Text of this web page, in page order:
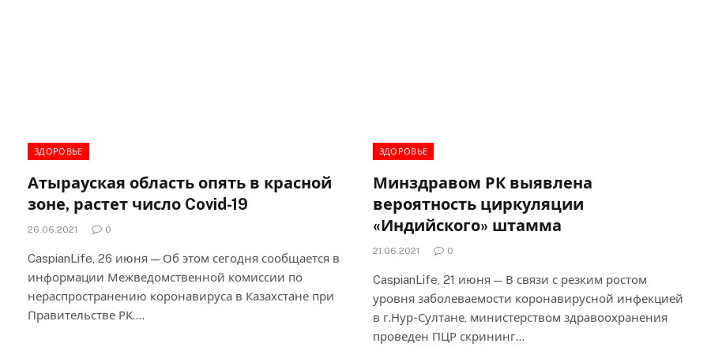
ЗДОРОВЬЕ
Атырауская область опять в красной
зоне, растет число Covid-19
26.06.2021 0
CaspianLife, 26 июня — Об этом сегодня сообщается в
информации Межведомственной комиссии по
нераспространению коронавируса в Казахстане при
Правительстве РК.…
ЗДОРОВЬЕ
Минздравом РК выявлена
вероятность циркуляции
«Индийского» штамма
21.06.2021 0
CaspianLife, 21 июня — В связи с резким ростом
уровня заболеваемости коронавирусной инфекцией
в г.Нур-Султане, министерством здравоохранения
проведен ПЦР скрининг…